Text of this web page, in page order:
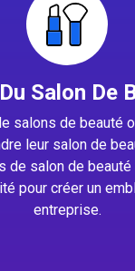
Salon De
salons de beauté
leur salon de
de salon de
pour créer un
entreprise.